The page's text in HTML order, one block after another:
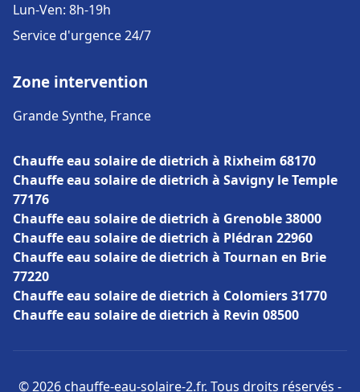
Lun-Ven: 8h-19h
Service d'urgence 24/7
Zone intervention
Grande Synthe, France
Chauffe eau solaire de dietrich à Rixheim 68170
Chauffe eau solaire de dietrich à Savigny le Temple
77176
Chauffe eau solaire de dietrich à Grenoble 38000
Chauffe eau solaire de dietrich à Plédran 22960
Chauffe eau solaire de dietrich à Tournan en Brie
77220
Chauffe eau solaire de dietrich à Colomiers 31770
Chauffe eau solaire de dietrich à Revin 08500
© 2026 chauffe-eau-solaire-2.fr. Tous droits réservés -